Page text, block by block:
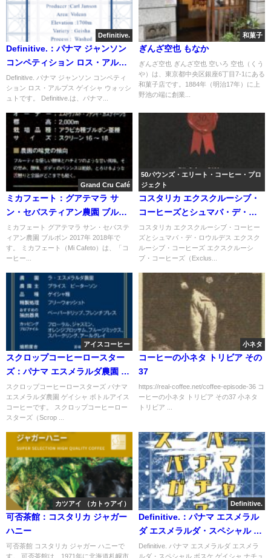
Definitive.
Definitive.：パナマ ジャンソン
コンペティション ロス・アルプ
ス ゲイシャ ウォッシュト
Definitive. パナマ ジャンソン コンペティ
ション ロス・アルプス ゲイシャ ウォッシ
ュトです。 Definitive.は、パナマ...
和菓子
ぎんざ空也 もなか
ぎんざ空也 ぎんざ空也 空いろ 空也（くう
や）は、東京都中央区銀座6丁目7-1にある
和菓子店です。1884年（明治17年）に上
野池の端に創業...
Grand Cru Café
ミカフェート：グアテマラ サ
ン・セバスティアン農園 ブルボ
ン 2017年 2018年
ミカフェート グアテマラ サン・セバステ
ィアン農園 ブルボン 2017年 2018年で
す。 ミカフェート（Mi Cafeto）は、「コ
ーヒー...
50パウンズ・エリート・コーヒー・プロ
ジェクト
コスタリカ エクスクルーシブ・
コーヒーズとシュマバ・デ・ロ
ウルデス
コスタリカ エクスクルーシブ・コーヒー
ズとシュマバ・デ・ロウルデス エクスク
ルーシブ・コーヒーズ エクスクルーシ
ブ・コーヒーズ（Exclus...
アイスコーヒー
スクロップコーヒーロースター
ズ：パナマ エスメラルダ農園 ゲ
イシャ ボトルアイスコーヒー
スクロップコーヒーロースターズ パナマ
エスメラルダ農園 ゲイシャ ボトルアイス
コーヒーです。 スクロップコーヒーロー
スターズ（Scrop ...
小ネタ
コーヒーの小ネタ トリビア その
37
https://real-coffee.net/coffee-episode-36 コ
ーヒーの小ネタ トリビア その37 小ネタ
トリビア ...
カツアイ （カトゥアイ）
可否茶館：コスタリカ ジャガー
ハニー
可否茶館 コスタリカ ジャガー ハニーで
す。 可否茶館は、1971年に北海道札幌市
Definitive.
Definitive.：パナマ エスメラル
ダ エスメラルダ・スペシャル ボ
スケ ゲイシャ ナチュラル
Definitive. パナマ エスメラルダ エスメラ
ルダ・スペシャル ボスケ ゲイシャ ナチュ